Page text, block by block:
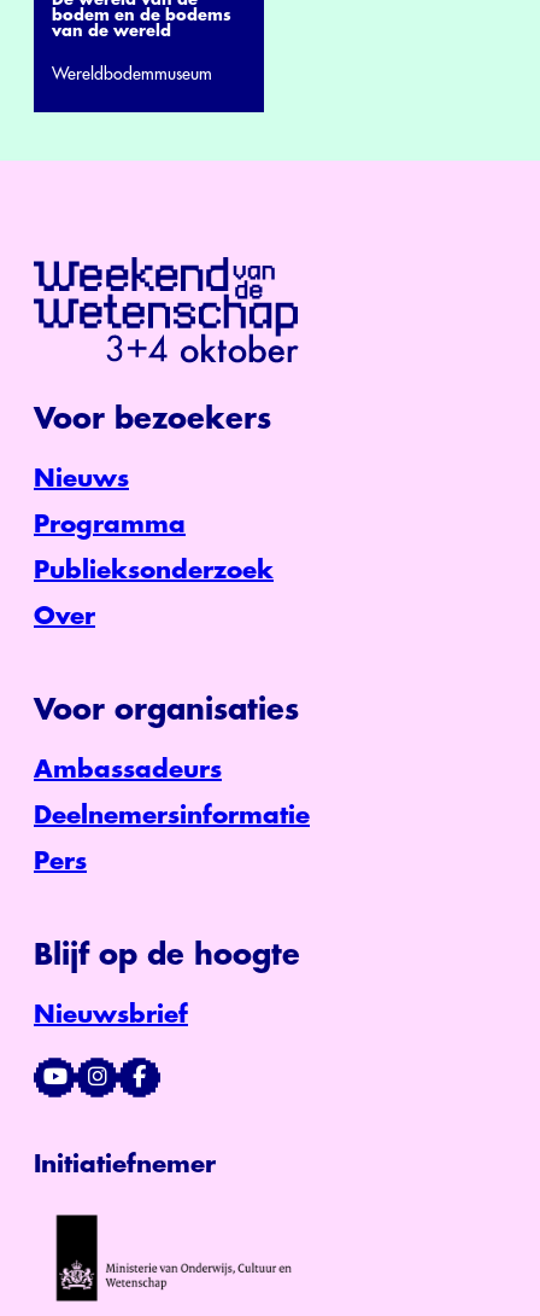
bodem en de bodems
van de wereld
Wereldbodemmuseum
Voor bezoekers
Nieuws
Programma
Publieksonderzoek
Over
Voor organisaties
Ambassadeurs
Deelnemersinformatie
Pers
Blijf op de hoogte
Nieuwsbrief
Initiatiefnemer